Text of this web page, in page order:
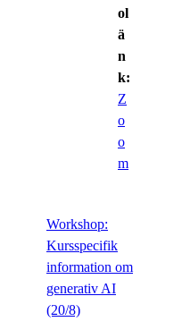
ol
ä
n
k:
Z
o
o
m
Workshop:
Kursspecifik
information om
generativ AI
(20/8)